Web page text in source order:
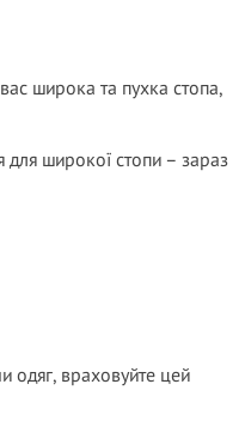
широка та пухка стопа,
для широкої стопи – зараз
одяг, враховуйте цей